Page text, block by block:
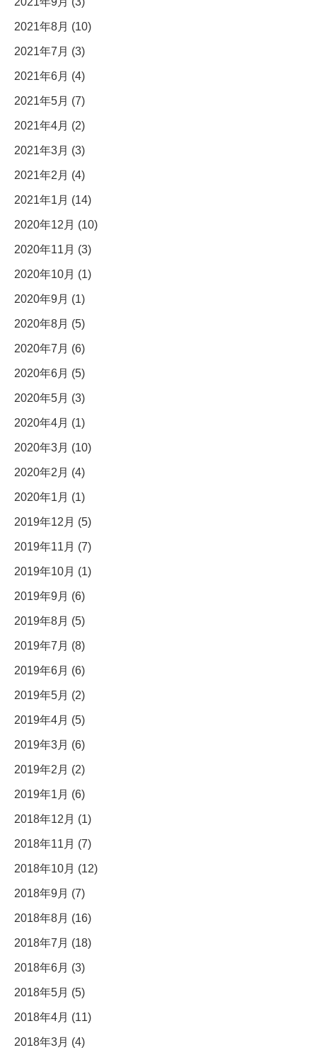
2021年8月 (10)
2021年7月 (3)
2021年6月 (4)
2021年5月 (7)
2021年4月 (2)
2021年3月 (3)
2021年2月 (4)
2021年1月 (14)
2020年12月 (10)
2020年11月 (3)
2020年10月 (1)
2020年9月 (1)
2020年8月 (5)
2020年7月 (6)
2020年6月 (5)
2020年5月 (3)
2020年4月 (1)
2020年3月 (10)
2020年2月 (4)
2020年1月 (1)
2019年12月 (5)
2019年11月 (7)
2019年10月 (1)
2019年9月 (6)
2019年8月 (5)
2019年7月 (8)
2019年6月 (6)
2019年5月 (2)
2019年4月 (5)
2019年3月 (6)
2019年2月 (2)
2019年1月 (6)
2018年12月 (1)
2018年11月 (7)
2018年10月 (12)
2018年9月 (7)
2018年8月 (16)
2018年7月 (18)
2018年6月 (3)
2018年5月 (5)
2018年4月 (11)
2018年3月 (4)